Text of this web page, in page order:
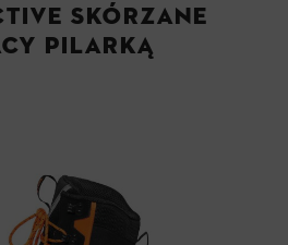
skórzane
pilarką